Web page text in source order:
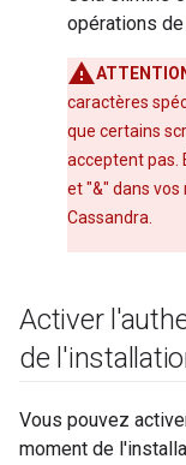
opérations de
caractères
que certains
acceptent pas.
et "&" dans
Cassandra.
Activer
de
Vous pouvez
moment de